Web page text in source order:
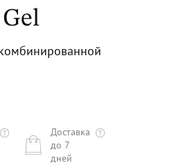
Доставка
до 7
дней